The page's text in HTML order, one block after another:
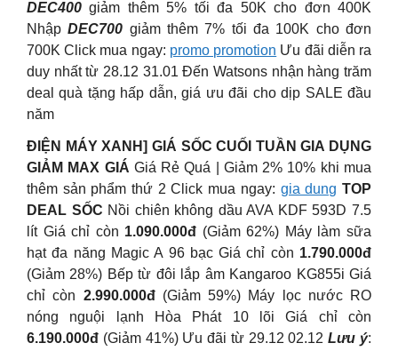
DEC400giảm thêm 5% tối đa 50K cho đơn 400K
NhậpDEC700 giảm thêm 7% tối đa 100K cho đơn
700K Click mua ngay: promo promotion Ưu đãi diễn ra
duy nhất từ 28.12 31.01 Đến Watsons nhận hàng trăm
deal quà tặng hấp dẫn, giá ưu đãi cho dịp SALE đầu
năm
ĐIỆN MÁY XANH] GIÁ SỐC CUỐI TUẦN GIA DỤNG
GIẢM MAX GIÁ Giá Rẻ Quá | Giảm 2% 10% khi mua
thêm sản phẩm thứ 2 Click mua ngay: gia dung TOP
DEAL SỐC Nồi chiên không dầu AVA KDF 593D 7.5
lít Giá chỉ còn 1.090.000đ (Giảm 62%) Máy làm sữa
hạt đa năng Magic A 96 bạc Giá chỉ còn 1.790.000đ
(Giảm 28%) Bếp từ đôi lắp âm Kangaroo KG855i Giá
chỉ còn 2.990.000đ(Giảm 59%) Máy lọc nước RO
nóng nguội lạnh Hòa Phát 10 lõi Giá chỉ còn
6.190.000đ (Giảm 41%) Ưu đãi từ 29.12 02.12Lưu ý: